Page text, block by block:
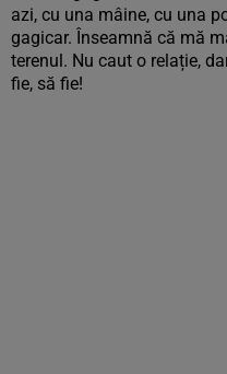
azi, cu una mâine, cu una
gagicar. Înseamnă că mă
terenul. Nu caut o relație,
fie, să fie!